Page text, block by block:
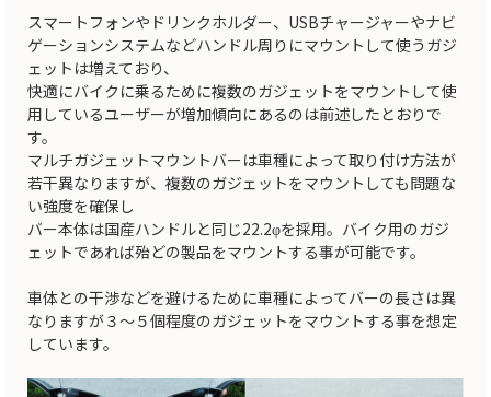
スマートフォンやドリンクホルダー、USBチャージャーやナビ
ゲーションシステムなどハンドル周りにマウントして使うガジ
ェットは増えており、
快適にバイクに乗るために複数のガジェットをマウントして使
用しているユーザーが増加傾向にあるのは前述したとおりで
す。
マルチガジェットマウントバーは車種によって取り付け方法が
若干異なりますが、複数のガジェットをマウントしても問題な
い強度を確保し
バー本体は国産ハンドルと同じ22.2φを採用。バイク用のガジ
ェットであれば殆どの製品をマウントする事が可能です。
車体との干渉などを避けるために車種によってバーの長さは異
なりますが３～５個程度のガジェットをマウントする事を想定
しています。